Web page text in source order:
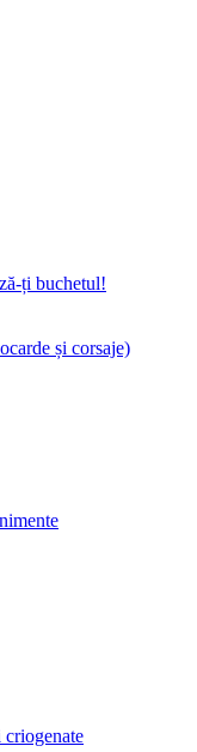
ți buchetul!
și corsaje)
criogenate